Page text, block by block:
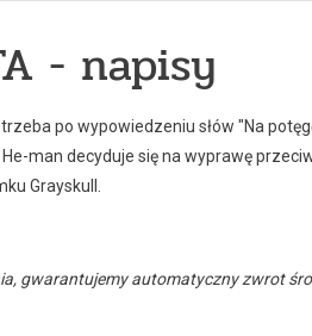
- napisy
po wypowiedzeniu słów "Na
man decyduje się na wyprawę
Grayskull.
gwarantujemy automatyczny zwrot